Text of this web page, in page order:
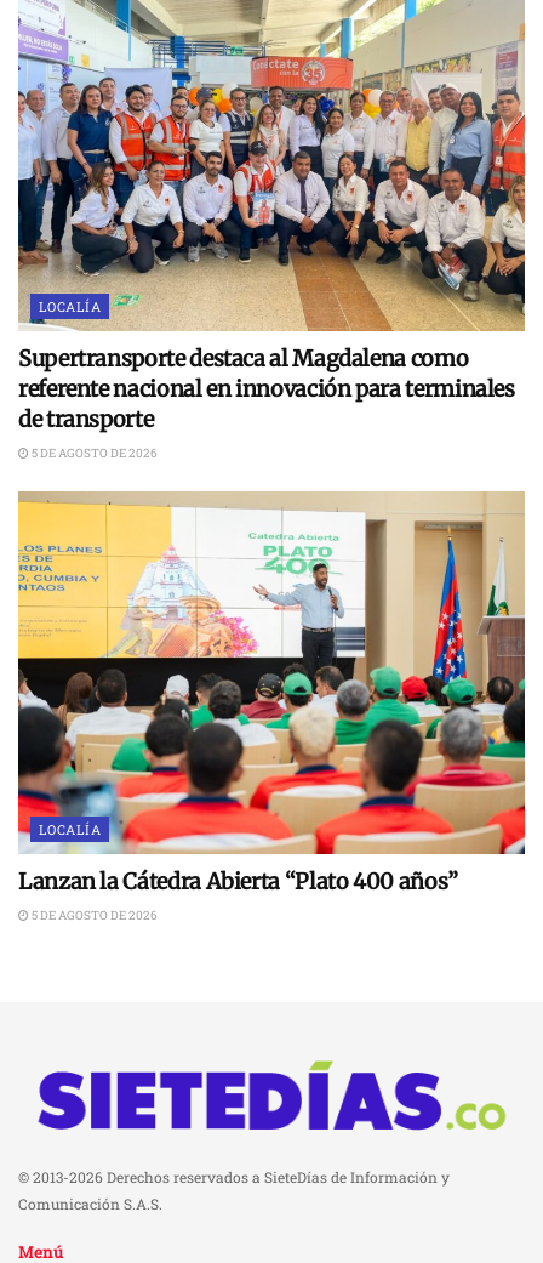
LOCALÍA
Supertransporte destaca al Magdalena como
referente nacional en innovación para terminales
de transporte
5 DE AGOSTO DE 2026
LOCALÍA
Lanzan la Cátedra Abierta “Plato 400 años”
5 DE AGOSTO DE 2026
© 2013-2026 Derechos reservados a SieteDías de Información y
Comunicación S.A.S.
Menú